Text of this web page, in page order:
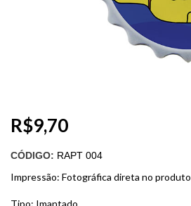
R$9,70
CÓDIGO: RAPT 004
Impressão: Fotográfica direta no produto
Tipo: Imantado